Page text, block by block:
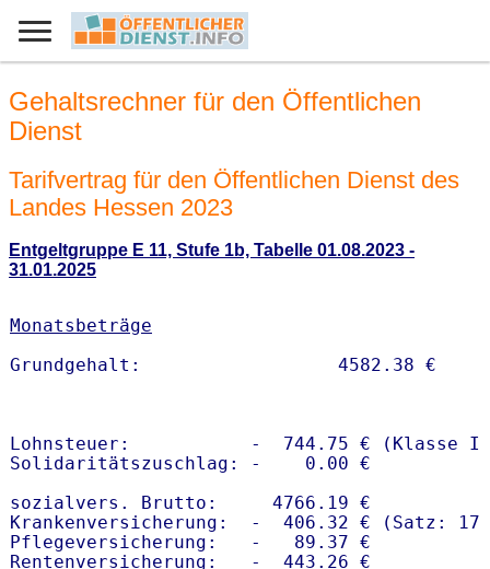
Gehaltsrechner für den Öffentlichen
Dienst
Tarifvertrag für den Öffentlichen Dienst des
Landes Hessen 2023
Entgeltgruppe E 11, Stufe 1b, Tabelle 01.08.2023 -
31.01.2025
Monatsbeträge
Lohnsteuer:           -  744.75 € (Klasse I)
Solidaritätszuschlag: -    0.00 €
sozialvers. Brutto:     4766.19 €
Krankenversicherung:  -  406.32 € (Satz:
Pflegeversicherung:   -   89.37 €
Rentenversicherung:   -  443.26 €